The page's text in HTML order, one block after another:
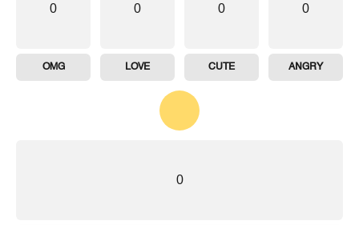
0
ANGRY
0
CUTE
0
LOVE
0
OMG
0